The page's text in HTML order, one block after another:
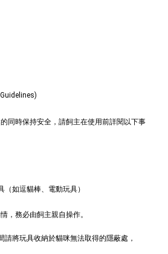
- +
壓玩具
同時保持安全，請飼主在使用前詳閱以下事
如逗貓棒、電動玩具）
，務必由飼主親自操作。
請將玩具收納於貓咪無法取得的隱蔽處，